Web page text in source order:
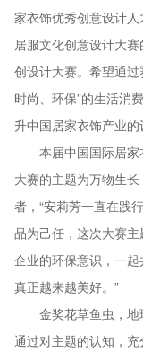
家衣饰优秀创意设计
居服文化创意设计大
创设计大赛。希望通过
时尚、环保”的生活消
升中国居家衣饰产业的
本届中国国际居家
大赛的主题为万物生
者，“安莉芳一直在践
品为己任，这次大赛主
企业的环保意识，一
真正越来越美好。”
金奖花草鱼虫，
通过对主题的认知，